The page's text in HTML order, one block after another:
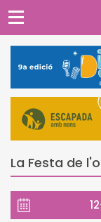
La Festa de